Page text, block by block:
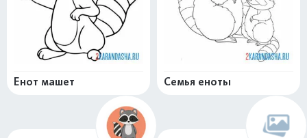
Енот машет Семья еноты